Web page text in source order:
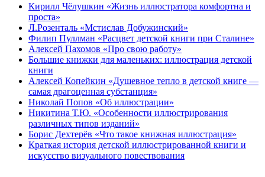
Кирилл Чёлушкин «Жизнь иллюстратора комфортна и
проста»
Л.Розенталь «Мстислав Добужинский»
Филип Пуллман «Расцвет детской книги при Сталине»
Алексей Пахомов «Про свою работу»
Большие книжки для маленьких: иллюстрация детской
книги
Алексей Копейкин «Душевное тепло в детской книге —
самая драгоценная субстанция»
Николай Попов «Об иллюстрации»
Никитина Т.Ю. «Особенности иллюстрирования
различных типов изданий»
Борис Дехтерёв «Что такое книжная иллюстрация»
Краткая история детской иллюстрированной книги и
искусство визуального повествования